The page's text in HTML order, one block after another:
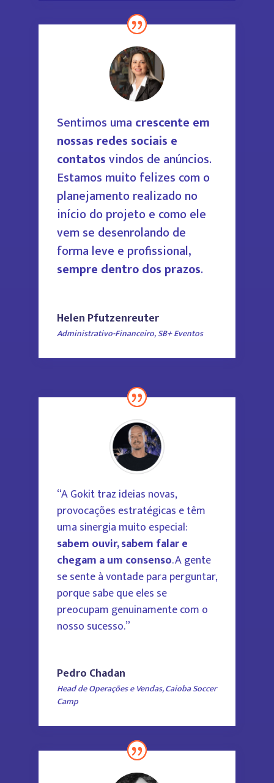
Sentimos uma crescente em
nossas redes sociais e
contatosvindos de anúncios.
Estamos muito felizes com o
planejamento realizado no
início do projeto e como ele
vem se desenrolando de
forma leve e profissional,
sempre dentro dos prazos.
Helen Pfutzenreuter
Administrativo-Financeiro,SB+ Eventos
“A Gokit traz ideias novas,
provocações estratégicas e têm
uma sinergia muito especial:
sabem ouvir, sabem falar e
chegam a um consenso. A gente
se sente à vontade para perguntar,
porque sabe que eles se
preocupam genuinamente com o
nosso sucesso.”
Pedro Chadan
Head de Operações e Vendas, Caioba Soccer
Camp